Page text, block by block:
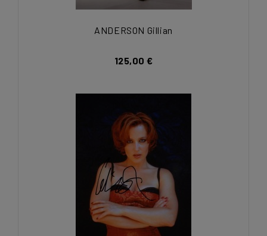
ANDERSON Gillian
125,00 €